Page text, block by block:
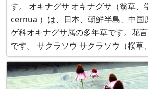
す。 オキナグサ オキナグサ（翁草、学名： Pulsatilla
cernua ）は、日本、朝鮮半島、中国
ゲ科オキナグサ属の多年草です。花
です。 サクラソウ サクラソウ（桜草、学名：Primula
sieboldii ）は、日本、朝鮮半島、中
ウ科サクラソウ属の耐寒性多年草で